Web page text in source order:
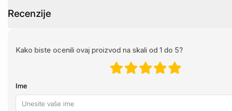
Recenzije
Kako biste ocenili ovaj proizvod na skali od 1 do 5?
Ime